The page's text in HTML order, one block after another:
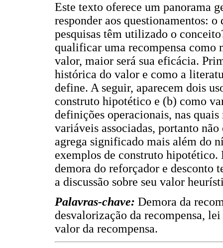
Este texto oferece um panorama
responder aos questionamentos:
pesquisas têm utilizado o
qualificar uma recompensa como
valor, maior será sua eficácia.
histórica do valor e como a
define. A seguir, aparecem dois
construto hipotético e (b) como
definições operacionais, nas
variáveis associadas, portanto
agrega significado mais além do
exemplos de construto hipotético.
demora do reforçador e desconto
a discussão sobre seu valor
Palavras-chave: Demora da
desvalorização da recompensa,
valor da recompensa.